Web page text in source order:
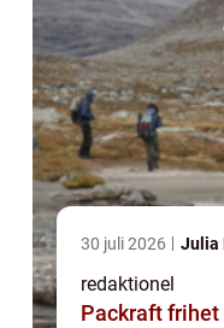
30 juli 2026 Julia
redaktionel
Packraft frihet på vattnet i